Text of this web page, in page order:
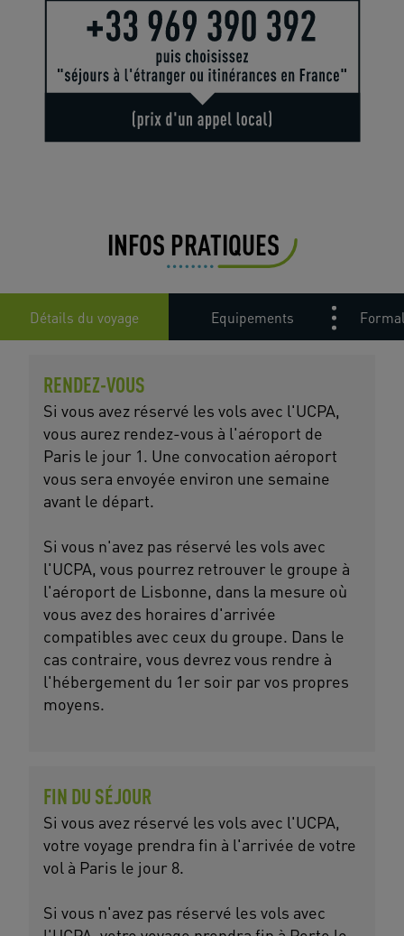
INFOS PRATIQUES
Détails du voyage Equipements
RENDEZ-VOUS
Si vous avez réservé les vols avec l'UCPA,
vous aurez rendez-vous à l'aéroport de
Paris le jour 1. Une convocation aéroport
vous sera envoyée environ une semaine
avant le départ.
Si vous n'avez pas réservé les vols avec
l'UCPA, vous pourrez retrouver le groupe à
l'aéroport de Lisbonne, dans la mesure où
vous avez des horaires d'arrivée
compatibles avec ceux du groupe. Dans le
cas contraire, vous devrez vous rendre à
l'hébergement du 1er soir par vos propres
moyens.
FIN DU SÉJOUR
Si vous avez réservé les vols avec l'UCPA,
votre voyage prendra fin à l'arrivée de votre
vol à Paris le jour 8.
Si vous n'avez pas réservé les vols avec